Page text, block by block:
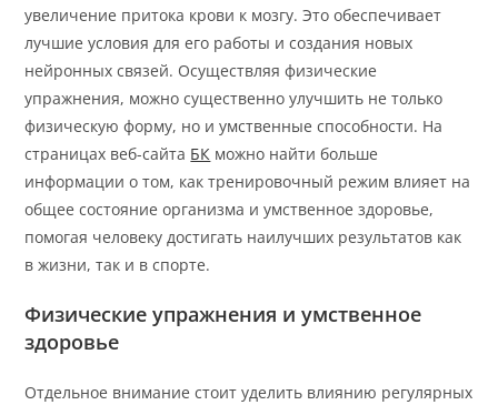
увеличение притока крови к мозгу. Это обеспечивает
лучшие условия для его работы и создания новых
нейронных связей. Осуществляя физические
упражнения, можно существенно улучшить не только
физическую форму, но и умственные способности. На
страницах веб-сайта БК можно найти больше
информации о том, как тренировочный режим влияет на
общее состояние организма и умственное здоровье,
помогая человеку достигать наилучших результатов как
в жизни, так и в спорте.
Физические упражнения и умственное
здоровье
Отдельное внимание стоит уделить влиянию регулярных